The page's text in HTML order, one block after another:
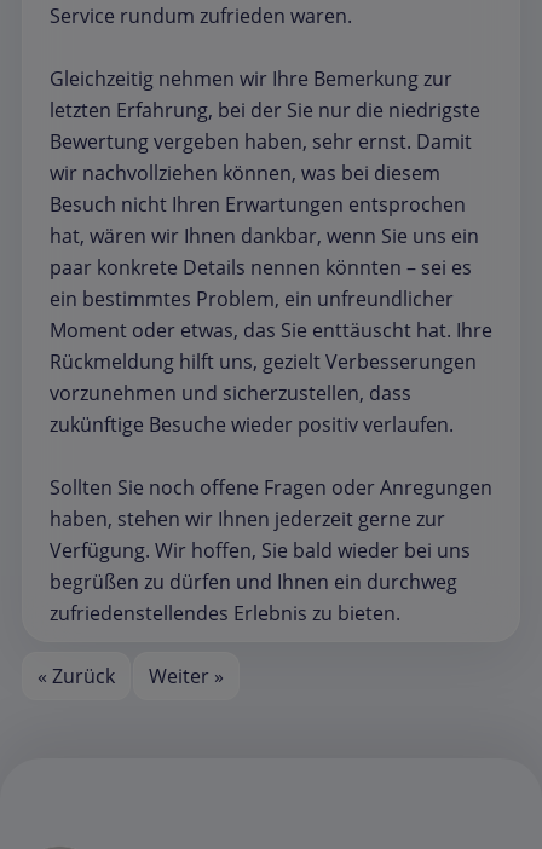
Service rundum zufrieden waren.
Gleichzeitig nehmen wir Ihre Bemerkung zur
letzten Erfahrung, bei der Sie nur die niedrigste
Bewertung vergeben haben, sehr ernst. Damit
wir nachvollziehen können, was bei diesem
Besuch nicht Ihren Erwartungen entsprochen
hat, wären wir Ihnen dankbar, wenn Sie uns ein
paar konkrete Details nennen könnten – sei es
ein bestimmtes Problem, ein unfreundlicher
Moment oder etwas, das Sie enttäuscht hat. Ihre
Rückmeldung hilft uns, gezielt Verbesserungen
vorzunehmen und sicherzustellen, dass
zukünftige Besuche wieder positiv verlaufen.
Sollten Sie noch offene Fragen oder Anregungen
haben, stehen wir Ihnen jederzeit gerne zur
Verfügung. Wir hoffen, Sie bald wieder bei uns
begrüßen zu dürfen und Ihnen ein durchweg
zufriedenstellendes Erlebnis zu bieten.
« Zurück Weiter »